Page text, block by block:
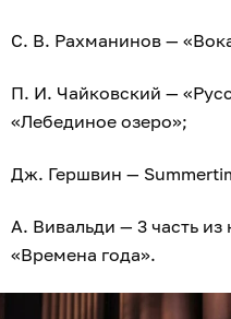
С. В. Рахманинов —
П. И. Чайковский —
«Лебединое озеро»;
Дж. Гершвин —
А. Вивальди — 3 часть из
«Времена года».